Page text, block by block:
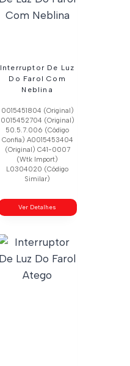
Interruptor De Luz
Do Farol Com
Neblina
0015451804 (Original)
0015452704 (Original)
50.5.7.006 (Código
Confia) A0015453404
(Original) C41-0007
(Wtk Import)
L0304020 (Código
Similar)
Ver Detalhes